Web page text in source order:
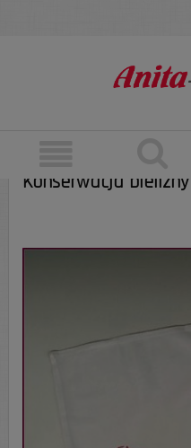
Konserwacja bielizny